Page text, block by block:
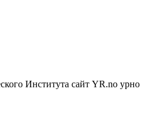
Института сайт YR.no урно